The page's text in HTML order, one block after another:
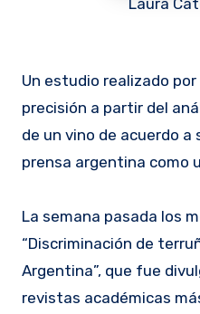
Un estudio realizado por el Catena Institute of Wine con el Malbec, demuestra que el terruño puede identificarse con alta
precisión a partir del
de un vino de acuerdo
prensa argentina como
La semana pasada los
“Discriminación de
Argentina”, que fue
revistas académicas